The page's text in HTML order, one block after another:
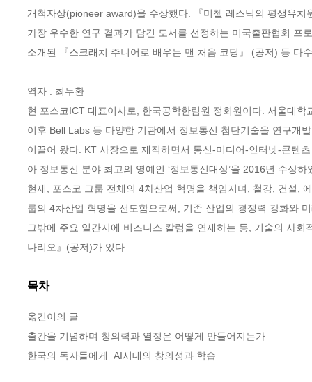
개척자상(pioneer award)을 수상했다. 『미첼 레스닉의 평생유
가장 우수한 연구 결과가 담긴 도서를 선정하는 미국출판협회 프
소개된 『스크래치 주니어로 배우는 맨 처음 코딩』 (공저) 등 다
역자 : 최두환
현 포스코ICT 대표이사로, 한국공학한림원 정회원이다. 서울대
이후 Bell Labs 등 다양한 기관에서 정보통신 첨단기술을 연구개
이끌어 왔다. KT 사장으로 재직하면서 통신-미디어-인터넷-콘텐
아 정보통신 분야 최고의 영예인 ‘정보통신대상’을 2016년 수상하
현재, 포스코 그룹 전체의 4차산업 혁명을 책임지며, 철강, 건설,
룹의 4차산업 혁명을 선도함으로써, 기존 산업의 경쟁력 강화와
그밖에 주요 일간지에 비즈니스 칼럼을 연재하는 등, 기술의 사
나리오』(공저)가 있다.
목차
옮긴이의 글
출간을 기념하며 창의력과 열정은 어떻게 만들어지는가
한국의 독자들에게  AI시대의 창의성과 학습